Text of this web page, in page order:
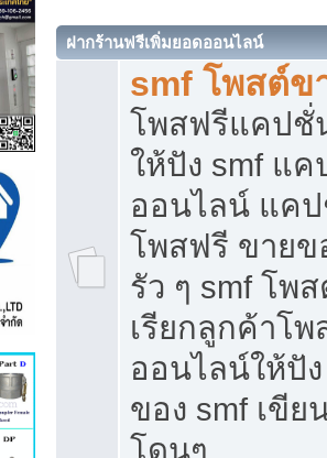
ฝากร้านฟรีเพิ่มยอดออนไลน์
smf โพสต์ข
โพสฟรีแคปชั่
ให้ปัง smf แ
ออนไลน์ แค
โพสฟรี ขายข
รัว ๆ smf โพ
เรียกลูกค้าโ
ออนไลน์ให้ปั
ของ smf เขี
โดนๆ